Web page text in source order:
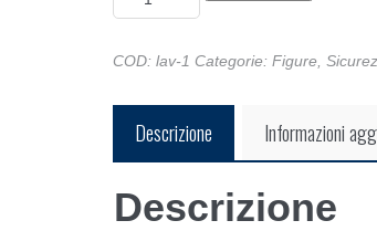
Basso
COD: lav-1 Categorie: Figure
Descrizione Informazioni
Descrizione